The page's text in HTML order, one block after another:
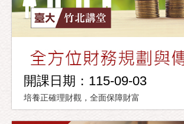
開課日期：115-09-03
培養正確理財觀，全面保障財富